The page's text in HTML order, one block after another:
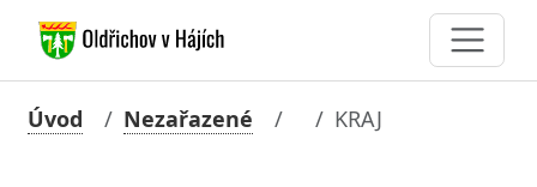
Úvod Nezařazené KRAJ